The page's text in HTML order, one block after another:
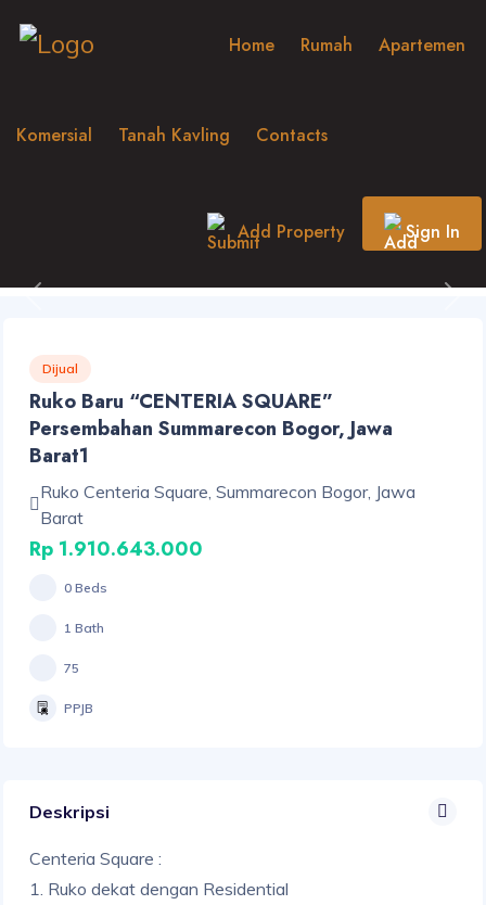
Home Rumah Apartemen
Komersial Tanah Kavling Contacts
Add Property Sign In
Dijual
Ruko Baru “CENTERIA SQUARE”
Persembahan Summarecon Bogor, Jawa
Barat1
Ruko Centeria Square, Summarecon Bogor, Jawa
Barat
Rp 1.910.643.000
0 Beds
1 Bath
75
PPJB
Deskripsi
Centeria Square :
1. Ruko dekat dengan Residential